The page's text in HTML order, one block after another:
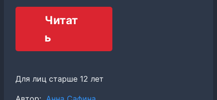
Читат
ь
Для лиц старше 12 лет